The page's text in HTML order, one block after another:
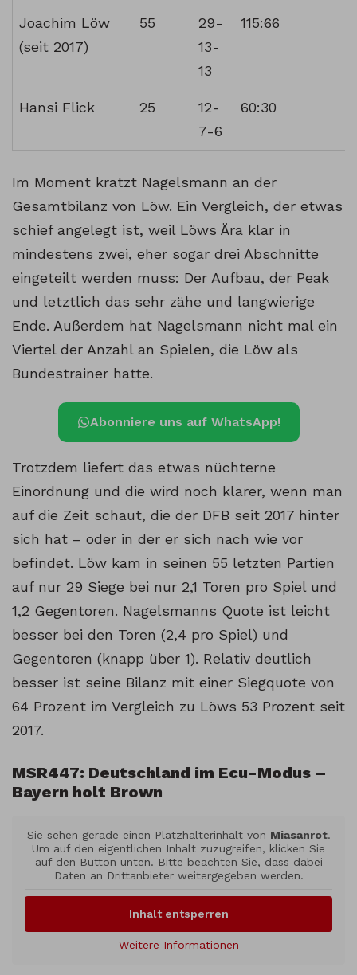
Joachim Löw
(seit 2017)
55
29-
13-
13
115:66
Hansi Flick 25
12-
7-6
60:30
Im Moment kratzt Nagelsmann an der
Gesamtbilanz von Löw. Ein Vergleich, der etwas
schief angelegt ist, weil Löws Ära klar in
mindestens zwei, eher sogar drei Abschnitte
eingeteilt werden muss: Der Aufbau, der Peak
und letztlich das sehr zähe und langwierige
Ende. Außerdem hat Nagelsmann nicht mal ein
Viertel der Anzahl an Spielen, die Löw als
Bundestrainer hatte.
Abonniere uns auf WhatsApp!
Trotzdem liefert das etwas nüchterne
Einordnung und die wird noch klarer, wenn man
auf die Zeit schaut, die der DFB seit 2017 hinter
sich hat – oder in der er sich nach wie vor
befindet. Löw kam in seinen 55 letzten Partien
auf nur 29 Siege bei nur 2,1 Toren pro Spiel und
1,2 Gegentoren. Nagelsmanns Quote ist leicht
besser bei den Toren (2,4 pro Spiel) und
Gegentoren (knapp über 1). Relativ deutlich
besser ist seine Bilanz mit einer Siegquote von
64 Prozent im Vergleich zu Löws 53 Prozent seit
2017.
MSR447: Deutschland im Ecu-Modus –
Bayern holt Brown
Sie sehen gerade einen Platzhalterinhalt von Miasanrot.
Um auf den eigentlichen Inhalt zuzugreifen, klicken Sie
auf den Button unten. Bitte beachten Sie, dass dabei
Daten an Drittanbieter weitergegeben werden.
Inhalt entsperren
Weitere Informationen